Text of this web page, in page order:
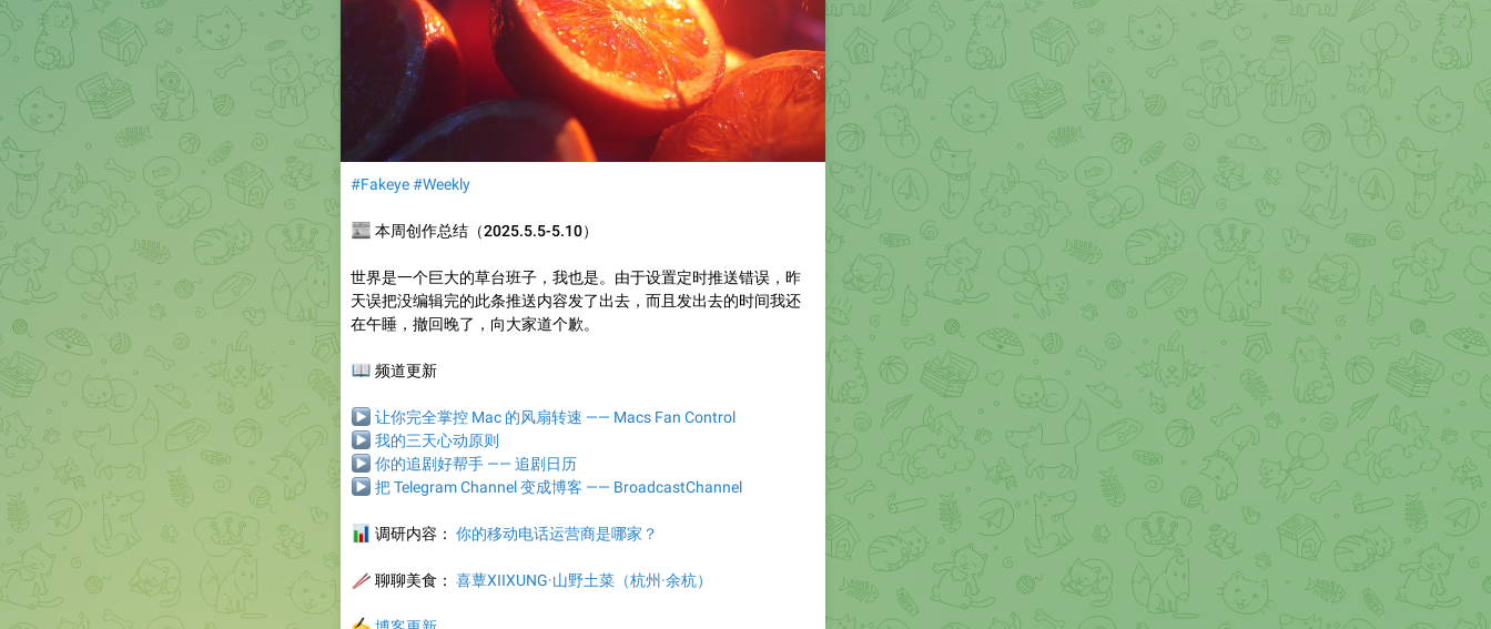
#Fakeye#Weekly
📰本周创作总结（2025.5.5-5.10）
世界是一个巨大的草台班子，我也是。由于设置定时推送错误，昨
天误把没编辑完的此条推送内容发了出去，而且发出去的时间我还
在午睡，撤回晚了，向大家道个歉。
📖频道更新
▶让你完全掌控 Mac 的风扇转速 —— Macs Fan Control
▶我的三天心动原则
▶你的追剧好帮手 —— 追剧日历
▶把 Telegram Channel 变成博客 —— BroadcastChannel
📊调研内容： 你的移动电话运营商是哪家？
🥢聊聊美食 ： 喜蕈XIIXUNG·山野土菜（杭州·余杭）